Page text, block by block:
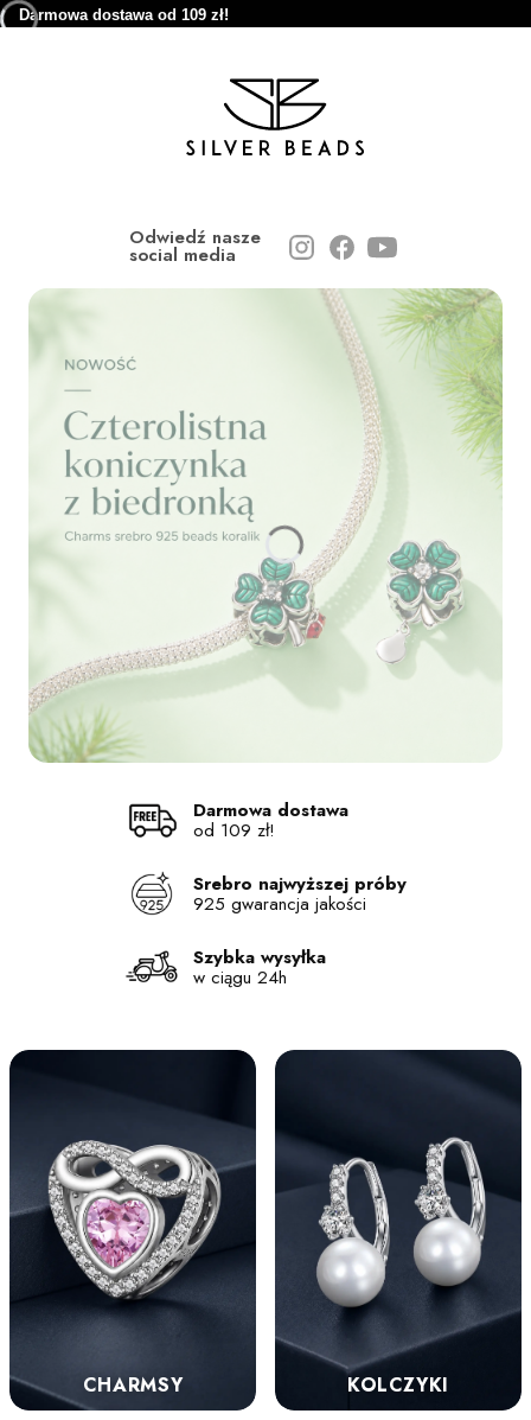
Darmowa dostawa od 109 zł!
Odwiedź nasze
social media
Darmowa dostawa
od 109 zł!
Srebro najwyższej próby
925 gwarancja jakości
Szybka wysyłka
w ciągu 24h
CHARMSY KOLCZYKI